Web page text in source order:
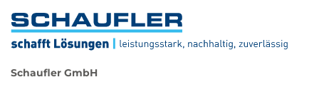
Schaufler GmbH